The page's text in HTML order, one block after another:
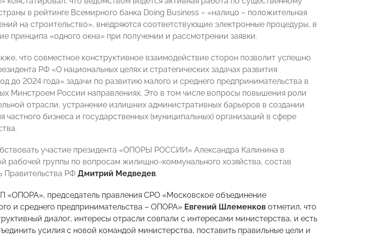
в рейтинге Всемирного банка Doing Business – «налицо – положительная
на строительство», внедряются соответствующие электронные процедуры, в
принципа «одного окна» при получении и рассмотрении заявки.
что совместное конструктивное взаимодействие сторон позволит успешно
РФ «О национальных целях и стратегических задачах развития
до 2024 года» задачи по развитию малого и среднего предпринимательства в
Минстроем России направлениях. Это в том числе вопросы повышения роли
отрасли, устранение излишних административных барьеров в создании
частного бизнеса и государственных (муниципальных) организаций в сфере
участие президента «ОПОРЫ РОССИИ» Александра Калинина в
рабочей группы по вопросам жилищно-коммунального хозяйства, состав
Правительства РФ Дмитрий Медведев.
«ОПОРА», председатель правления СРО «Московское объединение
и среднего предпринимательства – ОПОРА» Евгений Шлеменков отметил, что
диалог, интересы отрасли совпали с интересами министерства, и есть
усилия с новой командой министерства, поставить правильные цели и